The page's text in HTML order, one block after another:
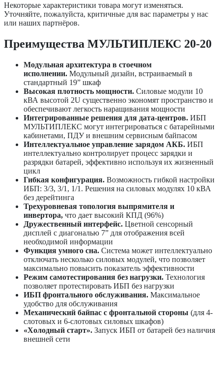
Некоторые характеристики товара могут изменяться.
Уточняйте, пожалуйста, критичные для вас параметры у нас
или наших партнёров.
Преимущества МУЛЬТИПЛЕКС 20-20
Модульная архитектура в стоечном
исполнении. Модульный дизайн, встраиваемый в
стандартный 19” шкаф
Высокая плотность мощности. Силовые модули 10
кВА высотой 2U существенно экономят пространство и
обеспечивают легкость наращивания мощности
Интегрированные решения для дата-центров. ИБП
МУЛЬТИПЛЕКС могут интегрироваться с батарейными
кабинетами, ПДУ и внешним сервисным байпасом
Интеллектуальное управление зарядом АКБ. ИБП
интеллектуально контролирует процесс зарядки и
разрядки батарей, эффективно используя их жизненный
цикл
Гибкая конфигурация. Возможность гибкой настройки
ИБП: 3/3, 3/1, 1/1. Решения на силовых модулях 10 кВА
без дерейтинга
Трехуровневая топология выпрямителя и
инвертора, что дает высокий КПД (96%)
Дружественный интерфейс. Цветной сенсорный
дисплей с диагональю 7” для отображения всей
необходимой информации
Функция умного сна. Система может интеллектуально
отключать несколько силовых модулей, что позволяет
максимально повысить показатель эффективности
Режим самотестирования без нагрузки. Технология
позволяет протестировать ИБП без нагрузки
ИБП фронтального обслуживания. Максимальное
удобство для обслуживания
Механический байпас с фронтальной стороны (для 4-
слотовых и 6-слотовых силовых шкафов)
«Холодный старт». Запуск ИБП от батарей без наличия
внешней сети